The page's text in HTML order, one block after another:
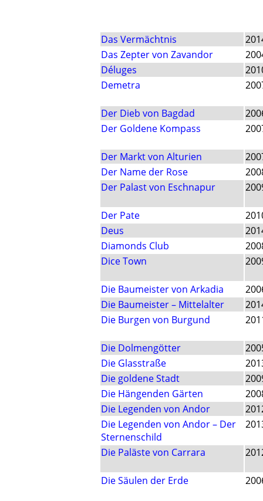
Das Vermächtnis
Das Zepter von Zavandor
Déluges
Demetra
Der Dieb von Bagdad
Der Goldene Kompass
Der Markt von Alturien
Der Name der Rose
Der Palast von Eschnapur
Der Pate
Deus
Diamonds Club
Dice Town
Die Baumeister von Arkadia
Die Baumeister – Mittelalter
Die Burgen von Burgund
Die Dolmengötter
Die Glasstraße
Die goldene Stadt
Die Hängenden Gärten
Die Legenden von Andor
Die Legenden von Andor – Der
Sternenschild
Die Paläste von Carrara
Die Säulen der Erde